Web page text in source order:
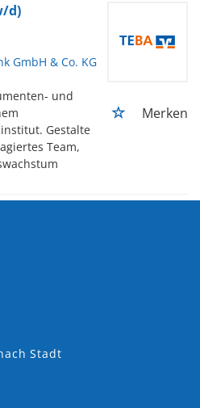
d)
GmbH & Co. KG
und
Gestalte
Team,
Merken
Stadt